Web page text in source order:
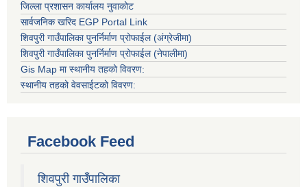
जिल्ला प्रशासन कार्यालय नुवाकोट
सार्वजनिक खरिद EGP Portal Link
शिवपुरी गाउँपालिका पुनर्निर्माण प्रोफाईल (अंग्रेजीमा)
शिवपुरी गाउँपालिका पुनर्निर्माण प्रोफाईल (नेपालीमा)
Gis Map मा स्थानीय तहको विवरण:
स्थानीय तहको वेवसाईटको विवरण:
Facebook Feed
शिवपुरी गाउँपालिका